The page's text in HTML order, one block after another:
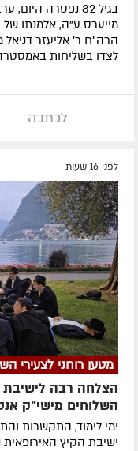
בגיל 82 נפטרה
מייערס ע"ה, אלמנתו
הרה"ח ר' אליעזר
לצדו בשליחות
לכתבה
לפני 16 שעות
מטען רוחני לצעירי
הצלחה רבה לישיבת
השלוחים מישי"ק
ימי לימוד, התקשרות
ישיבת הקיץ